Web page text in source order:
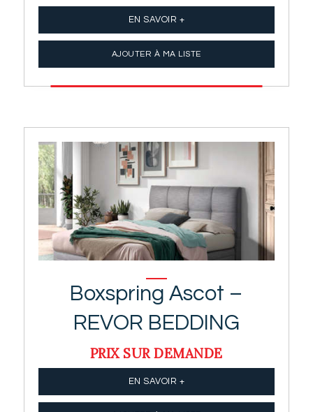
EN SAVOIR +
AJOUTER À MA LISTE
Boxspring Ascot –
REVOR BEDDING
PRIX SUR DEMANDE
EN SAVOIR +